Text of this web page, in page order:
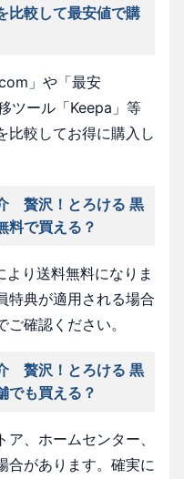
比較して最安値で購
」や「最安
ツール「Keepa」等
比較してお得に購入し
贅沢！とろける 黒
料で買える？
り送料無料になりま
特典が適用される場合
確認ください。
贅沢！とろける 黒
でも買える？
、ホームセンター、
合があります。確実に